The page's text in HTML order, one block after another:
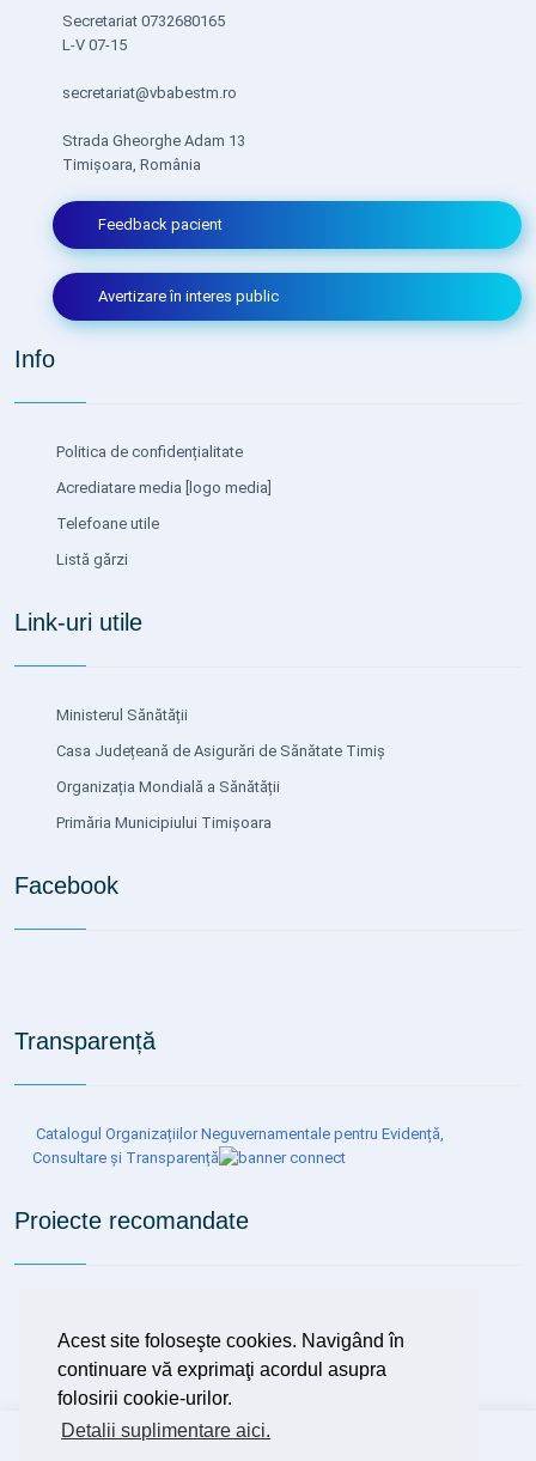
Acest site foloseşte cookies. Navigând în
continuare vă exprimaţi acordul asupra
folosirii cookie-urilor.
Detalii suplimentare aici.
Secretariat 0732680165
L-V 07-15
secretariat@vbabestm.ro
Strada Gheorghe Adam 13
Timișoara, România
Feedback pacient
Avertizare în interes public
Info
Politica de confidențialitate
Acrediatare media [logo media]
Telefoane utile
Listă gărzi
Link-uri utile
Ministerul Sănătății
Casa Județeană de Asigurări de Sănătate Timiș
Organizația Mondială a Sănătății
Primăria Municipiului Timișoara
Facebook
Transparență
Catalogul Organizațiilor Neguvernamentale pentru Evidență,
Consultare și Transparență
Proiecte recomandate
diagnostic și tratament precoce al tuberculozei, inclusiv al
tuberculozei latente
Copyright © 2026 Spitalul Clinic de Boli Infecțioase și